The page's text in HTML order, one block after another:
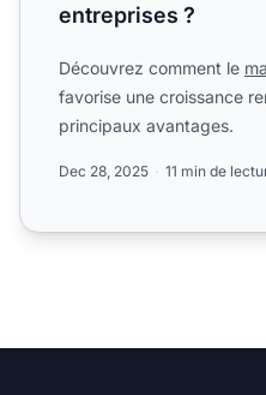
entreprises ?
Découvrez comment le
favorise une croissance
principaux avantages.
Dec 28, 2025 11 min de